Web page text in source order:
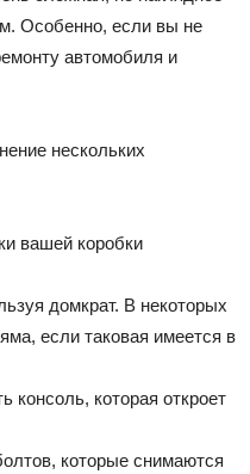
Особенно, если вы не
автомобиля и
нескольких
вашей коробки
домкрат. В некоторых
если таковая имеется в
консоль, которая откроет
которые снимаются